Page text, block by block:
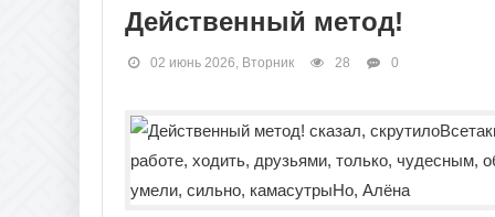
Действенный метод!
02 июнь 2026, Вторник 28 0